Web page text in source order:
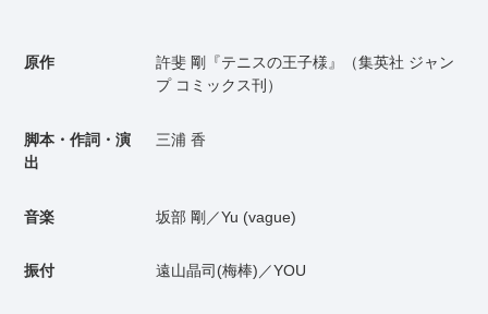
原作
許斐 剛『テニスの王子様』（集英社 ジャン
プ コミックス刊）
脚本・作詞・演
出
三浦 香
音楽 坂部 剛／Yu (vague)
振付 遠山晶司(梅棒)／YOU